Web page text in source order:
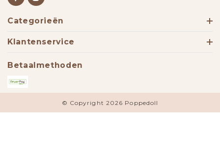
Categorieën
Klantenservice
Betaalmethoden
© Copyright 2026 Poppedoll